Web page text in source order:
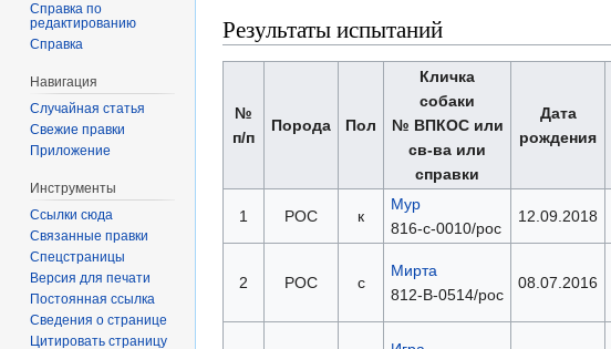
Результаты испытаний
№
п/п
Порода Пол
Кличка
собаки
№ ВПКОС или
св-ва или
справки
Дата
рождения
1 РОС к
Мур
816-с-0010/рос
12.09.2018
2 РОС с
Мирта
812-В-0514/рос
08.07.2016
Справка по
редактированию
Справка
Навигация
Случайная статья
Свежие правки
Приложение
Инструменты
Ссылки сюда
Связанные правки
Спецстраницы
Версия для печати
Постоянная ссылка
Сведения о странице
Цитировать страницу